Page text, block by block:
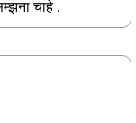
चाहे .